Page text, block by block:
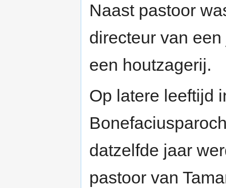
Naast pastoor
directeur van
een houtzagerij.
Op latere leeftijd
datzelfde jaar
pastoor van